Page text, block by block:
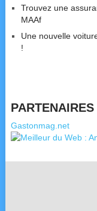
Trouvez une
MAAf
Une nouvelle
!
PARTENAIRES
Gastonmag.net